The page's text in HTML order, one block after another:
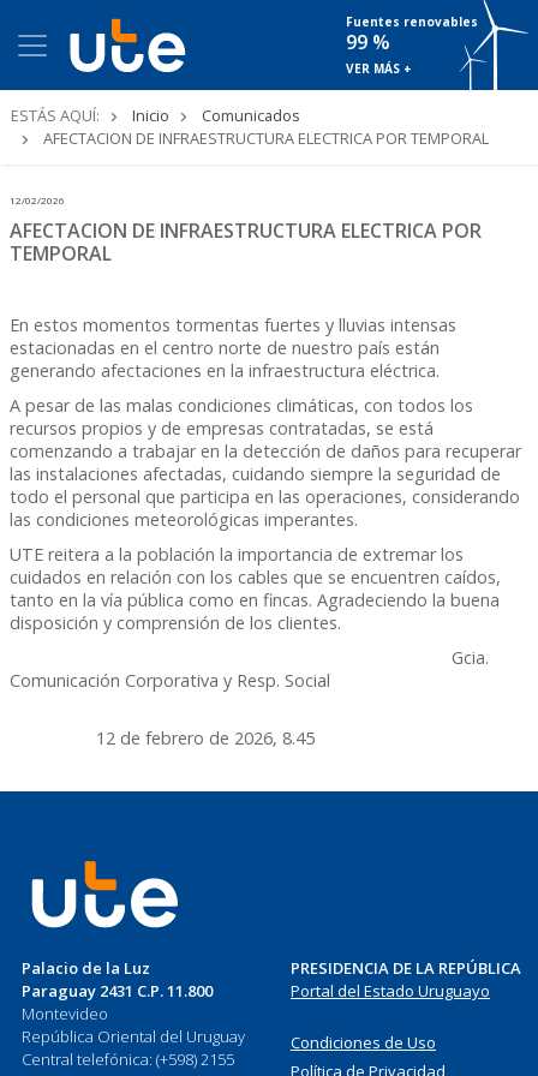
Fuentes renovables
99 %
VER MÁS +
ESTÁS AQUÍ: Inicio
Comunicados
AFECTACION DE INFRAESTRUCTURA ELECTRICA POR TEMPORAL
12/02/2026
AFECTACION DE INFRAESTRUCTURA ELECTRICA POR
TEMPORAL
En estos momentos tormentas fuertes y lluvias intensas
estacionadas en el centro norte de nuestro país están
generando afectaciones en la infraestructura eléctrica.
A pesar de las malas condiciones climáticas, con todos los
recursos propios y de empresas contratadas, se está
comenzando a trabajar en la detección de daños para recuperar
las instalaciones afectadas, cuidando siempre la seguridad de
todo el personal que participa en las operaciones, considerando
las condiciones meteorológicas imperantes.
UTE reitera a la población la importancia de extremar los
cuidados en relación con los cables que se encuentren caídos,
tanto en la vía pública como en fincas. Agradeciendo la buena
disposición y comprensión de los clientes.
Gcia.
Comunicación Corporativa y Resp. Social
12 de febrero de 2026, 8.45
Palacio de la Luz
Paraguay 2431 C.P. 11.800
Montevideo
República Oriental del Uruguay
Central telefónica: (+598) 2155
PRESIDENCIA DE LA REPÚBLICA
Portal del Estado Uruguayo
Condiciones de Uso
Política de Privacidad